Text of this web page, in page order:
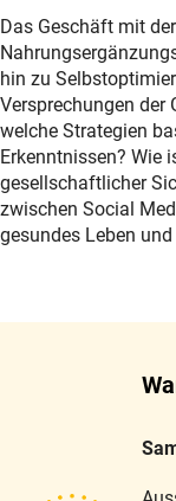
Das Geschäft mit
hin zu
Versprechungen der
welche Strategien
Erkenntnissen? Wie
gesellschaftlicher
zwischen Social
gesundes Leben